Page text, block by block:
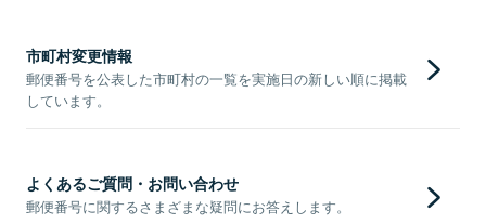
市町村変更情報
郵便番号を公表した市町村の一覧を実施日の新しい順に掲載
しています。
よくあるご質問・お問い合わせ
郵便番号に関するさまざまな疑問にお答えします。